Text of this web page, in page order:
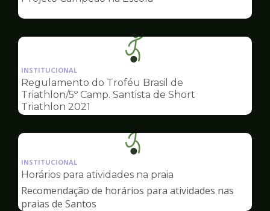
Esportes
Ilustração
da
pagina
de
INSTITUCIONAL
Regulamento do Troféu Brasil de
Triathlon/5º Camp. Santista de Short
Triathlon 2021
Ilustração
da
pagina
Esportes
INSTITUCIONAL
Horários para atividades na praia
Recomendação de horários para atividades nas
praias de Santos